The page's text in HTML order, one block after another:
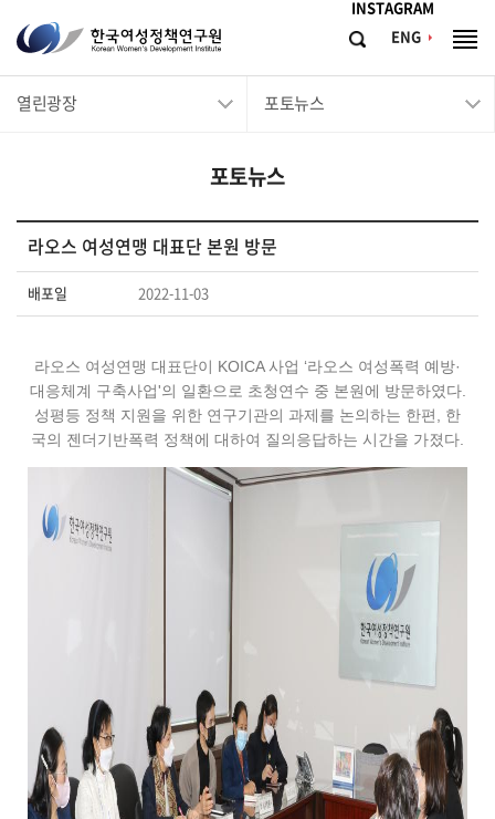
INSTAGRAM
ENG
한
국
여
연
구
원
Korean
Development
Institute
검
체
열린광장 포토뉴스
포토뉴스
라오스 여성연맹 대표단 본원 방문
배포일 2022-11-03
라오스 여성연맹 대표단이 KOICA 사업 ‘라오스 여성폭력 예방·
대응체계 구축사업'의 일환으로 초청연수 중 본원에 방문하였다.
성평등 정책 지원을 위한 연구기관의 과제를 논의하는 한편, 한
국의 젠더기반폭력 정책에 대하여 질의응답하는 시간을 가졌다.